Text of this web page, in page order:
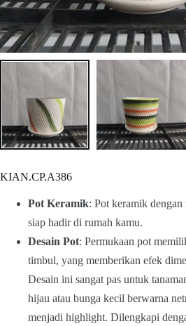
KIAN.CP.A386
Pot Keramik: Pot keramik
siap hadir di rumah kamu.
Desain Pot: Permukaan pot
timbul, yang memberikan efek
Desain ini sangat pas untuk
hijau atau bunga kecil berwarna
menjadi highlight. Dilengkapi